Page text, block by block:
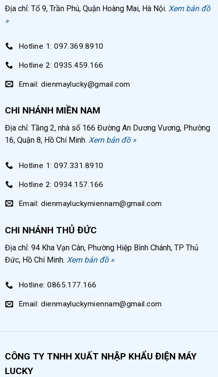
Ưu điểm của súng phun sơn Nhật Bản
Thiết kế nhỏ gọn, cầm rất vừa tay
Luồng khí ổn định, ngăn ngừa tình trạng mất
Tối ưu hóa lưu lượng khí giúp làm giảm lượng
sơn bám vào đầu chia khí.
Đầu chia phí dùng cho loại hút, loại trọng lực,
kích thước lỗ ở đầu phun sơn.
giá1.450.000đ được xem là cao hơn các loại súng
cấp dòng sản phẩm súng phun sơn cầm tay Đài Loan
liên hệ ngay tới:0934.423.166
gia đình,máy bơm hơi mini
phù hợp.
toàn yên tâm về chất lượng và giá thành với những
chính sách của chúng tôi:
Địa chỉ: Tổ 9, Trần Phú, Quận Hoàng Mai, Hà Nội. Xem bản đồ
»
Hotline 1: 097.369.8910
Hotline 2: 0935.459.166
Email: dienmaylucky@gmail.com
CHI NHÁNH MIỀN NAM
Địa chỉ: Tầng 2, nhà số 166 Đường An Dương Vương, Phường
16, Quận 8, Hồ Chí Minh. Xem bản đồ »
Hotline 1: 097.331.8910
Hotline 2: 0934.157.166
Email: dienmayluckymiennam@gmail.com
CHI NHÁNH THỦ ĐỨC
Địa chỉ: 94 Kha Vạn Cân, Phường Hiệp Bình Chánh, TP Thủ
Đức, Hồ Chí Minh. Xem bản đồ »
Hotline: 0865.177.166
Email: dienmayluckymiennam@gmail.com
CÔNG TY TNHH XUẤT NHẬP KHẨU ĐIỆN MÁY
LUCKY